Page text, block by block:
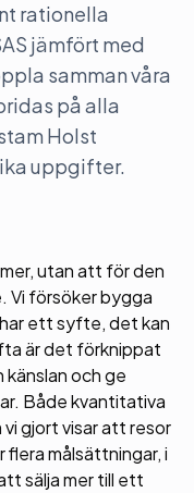
rationella
jämfört med
samman våra
på alla
Holst
uppgifter.
utan att för den
Vi försöker bygga
ett syfte, det kan
är det förknippat
känslan och ge
Både kvantitativa
gjort visar att resor
flera målsättningar, i
sälja mer till ett